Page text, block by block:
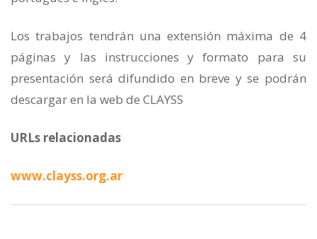
Los trabajos tendrán una extensión máxima de 4
páginas y las instrucciones y formato para su
presentación será difundido en breve y se podrán
descargar en la web de CLAYSS
URLs relacionadas
www.clayss.org.ar